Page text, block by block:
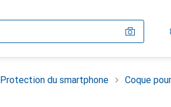
Protection du smartphone Coque